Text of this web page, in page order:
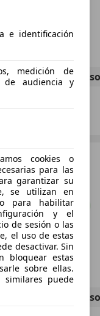
201.500 km
Súperoferta
e identificación
medición de
de audiencia y
cookies o
para las
garantizar su
se utilizan en
para habilitar
y el
de sesión o las
el uso de estas
desactivar. Sin
bloquear estas
sobre ellas.
similares puede